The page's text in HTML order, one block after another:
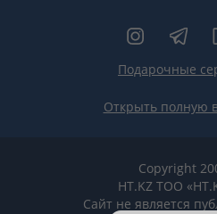
Подарочные
Открыть полную
Copyright
HT.KZ ТОО
Сайт не является